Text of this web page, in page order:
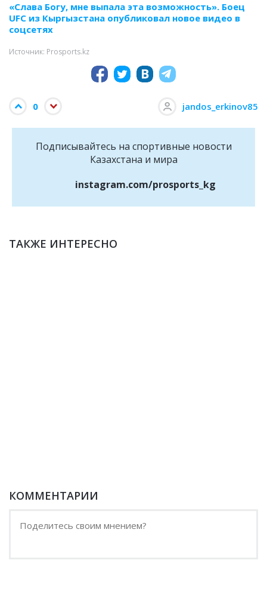
«Слава Богу, мне выпала эта возможность». Боец
UFC из Кыргызстана опубликовал новое видео в
соцсетях
Источник: Prosports.kz
0 jandos_erkinov85
Подписывайтесь на cпортивные новости
Казахстана и мира
instagram.com/prosports_kg
ТАКЖЕ ИНТЕРЕСНО
КОММЕНТАРИИ